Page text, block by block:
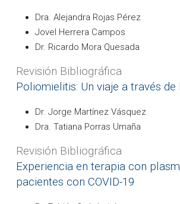
Dra. Alejandra Rojas Pérez
Jovel Herrera Campos
Dr. Ricardo Mora Quesada
Revisión Bibliográfica
Poliomielitis: Un viaje a través
Dr. Jorge Martínez Vásquez
Dra. Tatiana Porras Umaña
Revisión Bibliográfica
Experiencia en terapia con
pacientes con COVID-19